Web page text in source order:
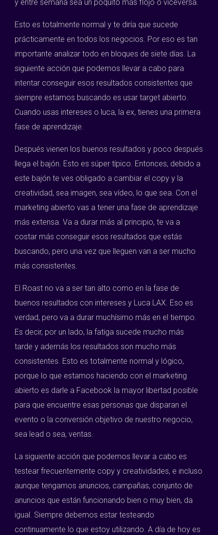
y entre semana sea un poquito más flojo o viceversa.
Esto es totalmente normal y te diría que sucede
prácticamente en todos los negocios. Por eso es tan
importante analizar todo en bloques de siete días. La
siguiente acción que podemos llevar a cabo para
intentar conseguir esos resultados consistentes que
siempre estamos buscando es usar target abierto.
Cuando usas intereses o luca, la ex, tienes una primera
fase de aprendizaje.
Después vienen los buenos resultados y poco después
llega el bajón. Esto es súper típico. Entonces, debido a
este bajón te ves obligado a cambiar el copy y la
creatividad, sea imagen, sea vídeo, lo que sea. Con el
marketing abierto vas a tener una fase de aprendizaje
más extensa. Va a durar más al principio, te va a
costar más conseguir esos resultados que estás
buscando, pero una vez que lleguen van a ser mucho
más consistentes.
El Roast no va a ser tan alto como en la fase de
buenos resultados con intereses y Luca LAX. Eso es
verdad, pero va a durar muchísimo más en el tiempo.
Es decir, por un lado, la fatiga sucede mucho más
tarde y además los resultados son mucho más
consistentes. Esto es totalmente normal y lógico,
porque lo que estamos haciendo con el marketing
abierto es darle a Facebook la mayor libertad posible
para que encuentre esas personas que disparan el
evento o la conversión objetivo de nuestro negocio,
sea lead o sea, ventas.
La siguiente acción que podemos llevar a cabo es
testear frecuentemente copy y creatividades, e incluso
aunque tengamos anuncios, campañas, conjunto de
anuncios que están funcionando bien o muy bien, da
igual. Siempre debemos estar testeando
continuamente lo que estoy utilizando. A día de hoy es